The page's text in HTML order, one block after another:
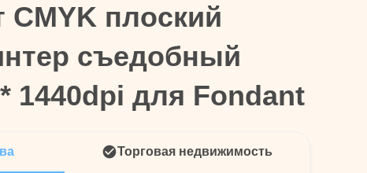
плоский
съедобный
1440dpi для Fondant
плоский
съедобный
1440dpi для Fondant
Торговая недвижимость